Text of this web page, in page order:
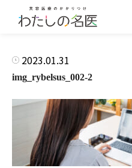
2023.01.31
img_rybelsus_002-2